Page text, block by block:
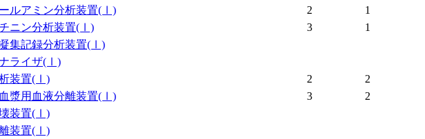
ルアミン分析装置(Ⅰ) 2
1
ニン分析装置(Ⅰ) 3
1
集記録分析装置(Ⅰ)
ライザ(Ⅰ)
装置(Ⅰ) 2
2
漿用血液分離装置(Ⅰ) 3
2
装置(Ⅰ)
装置(Ⅰ)